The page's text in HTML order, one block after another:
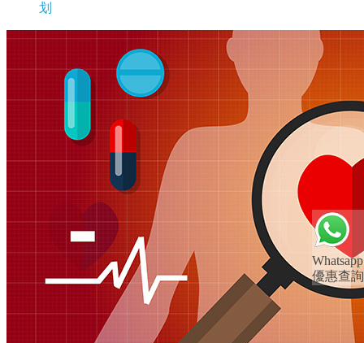
Whatsapp
優惠查詢
划